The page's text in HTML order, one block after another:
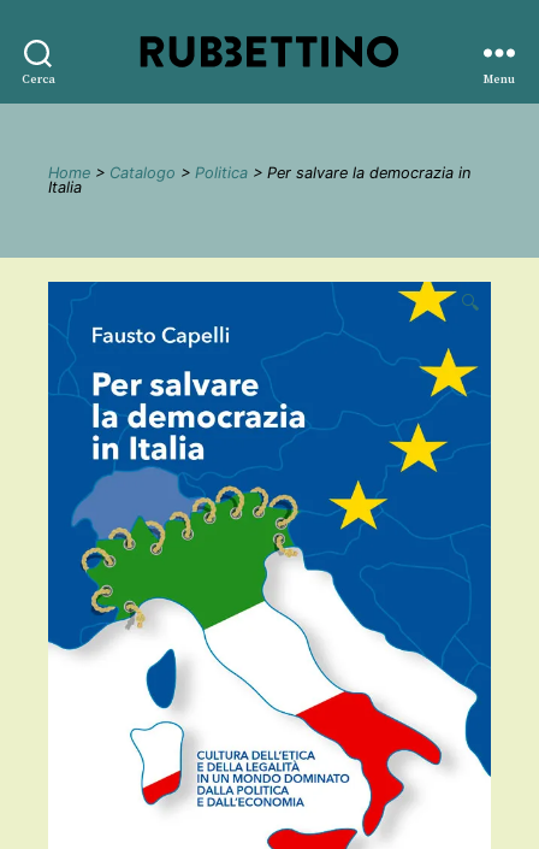
Cerca
editore
Menu
Home > Catalogo > Politica > Per salvare la democrazia in
Italia
🔍